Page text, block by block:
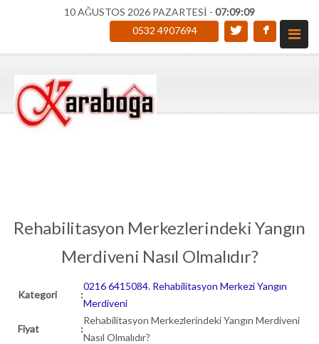
10 AĞUSTOS 2026 PAZARTESİ - 07:09:10
0532 4907694
Rehabilitasyon Merkezlerindeki Yangın
Merdiveni Nasıl Olmalıdır?
Kategori :
0216 6415084. Rehabilitasyon Merkezi Yangın
Merdiveni
Fiyat :
Rehabilitasyon Merkezlerindeki Yangın Merdiveni
Nasıl Olmalıdır?